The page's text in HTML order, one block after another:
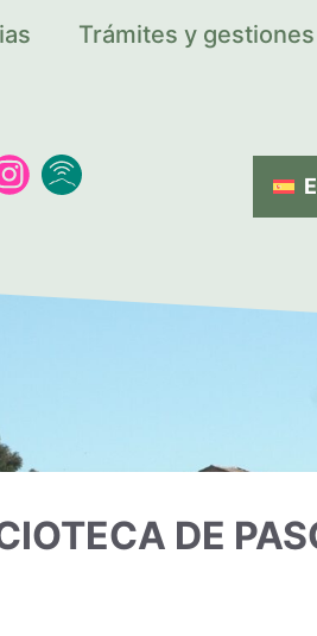
Trámites y gestiones
DE